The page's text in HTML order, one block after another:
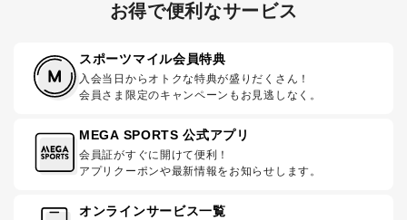
お得で便利なサービス
スポーツマイル会員特典
入会当日からオトクな特典が盛りだくさん！
会員さま限定のキャンペーンもお見逃しなく。
MEGA SPORTS 公式アプリ
会員証がすぐに開けて便利！
アプリクーポンや最新情報をお知らせします。
オンラインサービス一覧